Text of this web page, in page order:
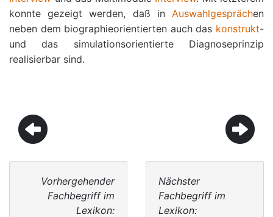
konnte gezeigt werden, daß in Auswahlgesprächen
neben dem biographieorientierten auch das konstrukt-
und das simulationsorientierte Diagnoseprinzip
realisierbar sind.
Vorhergehender
Fachbegriff im
Lexikon:
Nächster
Fachbegriff im
Lexikon: